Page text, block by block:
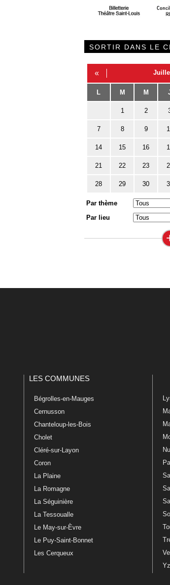
SORTIR DANS LE
«
L M M
1 2
7 8 9
14 15 16
21 22 23
28 29 30
Par thème
Par lieu
LES COMMUNES
Bégrolles-en-Mauges
Cernusson
Chanteloup-les-Bois
Cholet
Cléré-sur-Layon
Coron
La Plaine
La Romagne
La Séguinière
La Tessoualle
Le May-sur-Èvre
Le Puy-Saint-Bonnet
Les Cerqueux